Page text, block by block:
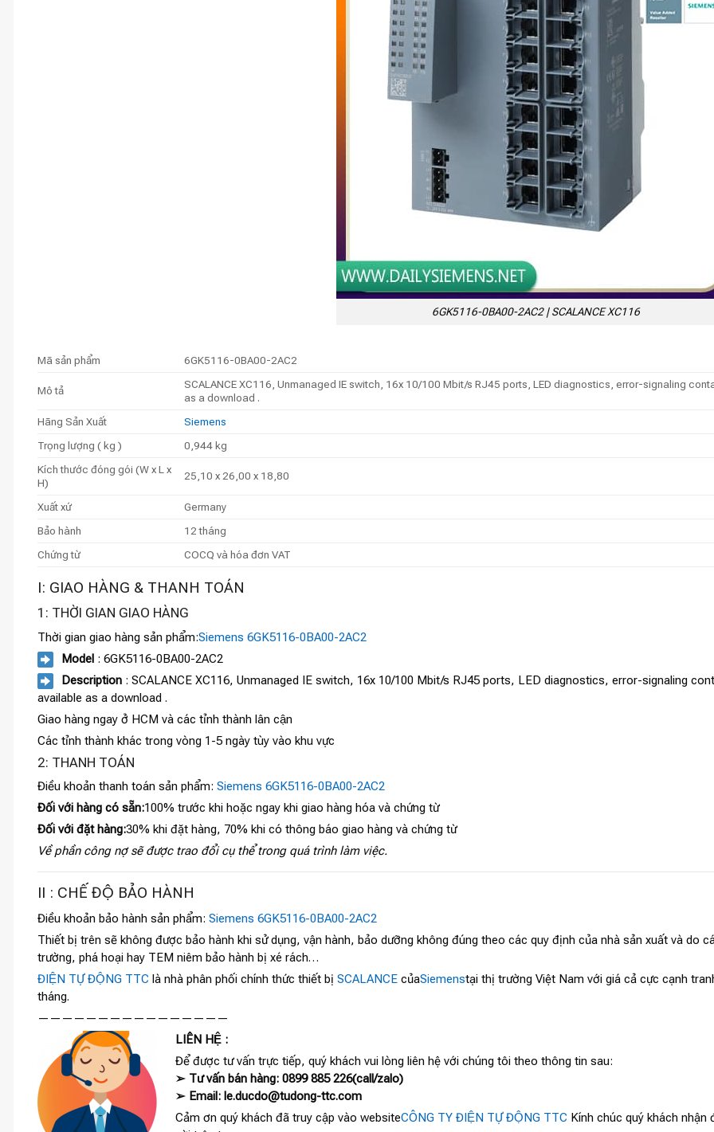
6GK5116-0BA00-2AC2 | SCALANCE XC116
Mã sản phẩm 6GK5116-0BA00-2AC2
Mô tả
SCALANCE XC116, Unmanaged IE switch, 16x 10/100 Mbit/s RJ45 ports, LED diagnostics, error-signaling
as a download .
Hãng Sản Xuất
Siemens
Trọng lượng ( kg )
0,944 kg
Kích thước đóng gói (W x L x
H)
25,10 x 26,00 x 18,80
Xuất xứ
Germany
Bảo hành
12 tháng
Chứng từ
COCQ và hóa đơn VAT
I: GIAO HÀNG & THANH TOÁN
1: THỜI GIAN GIAO HÀNG
Thời gian giao hàng sản phẩm:Siemens 6GK5116-0BA00-2AC2
Model : 6GK5116-0BA00-2AC2
Description : SCALANCE XC116, Unmanaged IE switch, 16x 10/100 Mbit/s RJ45 ports, LED diagnostics, error-signaling
available as a download .
Giao hàng ngay ở HCM và các tỉnh thành lân cận
Các tỉnh thành khác trong vòng 1-5 ngày tùy vào khu vực
2: THANH TOÁN
Điều khoản thanh toán sản phẩm: Siemens 6GK5116-0BA00-2AC2
Đối với hàng có sẵn:100% trước khi hoặc ngay khi giao hàng hóa và chứng từ
Đối với đặt hàng:30% khi đặt hàng, 70% khi có thông báo giao hàng và chứng từ
Về phần công nợ sẽ được trao đổi cụ thể trong quá trình làm việc.
II : CHẾ ĐỘ BẢO HÀNH
Điều khoản bảo hành sản phẩm: Siemens 6GK5116-0BA00-2AC2
Thiết bị trên sẽ không được bảo hành khi sử dụng, vận hành, bảo dưỡng không đúng theo các quy định của nhà sản xuất và do
trường, phá hoại hay TEM niêm bảo hành bị xé rách…
ĐIỆN TỰ ĐỘNG TTC là nhà phân phối chính thức thiết bị SCALANCE củaSiemenstại thị trường Việt Nam với giá cả cực cạnh
tháng.
————————————————
LIÊN HỆ :
Để được tư vấn trực tiếp, quý khách vui lòng liên hệ với chúng tôi theo thông tin sau:
➢ Tư vấn bán hàng: 0899 885 226(call/zalo)
➢ Email: le.ducdo@tudong-ttc.com
Cảm ơn quý khách đã truy cập vào websiteCÔNG TY ĐIỆN TỰ ĐỘNG TTC Kính chúc quý khách